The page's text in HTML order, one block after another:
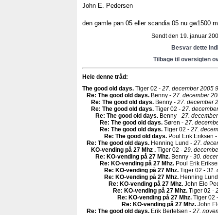
John E. Pedersen
den gamle pan 05 eller scandia 05 nu gw1500
Sendt den 19. januar
Besvar dette
Tilbage til oversigten
Hele denne tråd:
The good old days. Tiger 02 - 27. december 2005
Re: The good old days. Benny - 27. december
Re: The good old days. Benny - 27. december
Re: The good old days. Tiger 02 - 27.
Re: The good old days. Benny - 27.
Re: The good old days. Søren - 27.
Re: The good old days. Tiger 02 - 27.
Re: The good old days. Poul Erik Eriksen -
Re: The good old days. Henning Lund - 27.
KO-vending på 27 Mhz . Tiger 02 - 29.
Re: KO-vending på 27 Mhz. Benny - 30.
Re: KO-vending på 27 Mhz. Poul Erik
Re: KO-vending på 27 Mhz. Tiger 02 - 31.
Re: KO-vending på 27 Mhz. Henning
Re: KO-vending på 27 Mhz. John Elo
Re: KO-vending på 27 Mhz. Tiger 02 -
Re: KO-vending på 27 Mhz. Tiger 02
Re: KO-vending på 27 Mhz. John
Re: The good old days. Erik Bertelsen - 27.